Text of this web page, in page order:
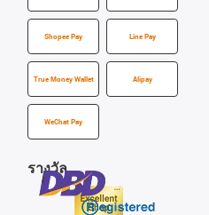
Shopee Pay Line Pay
True Money Wallet Alipay
WeChat Pay
รางวัล